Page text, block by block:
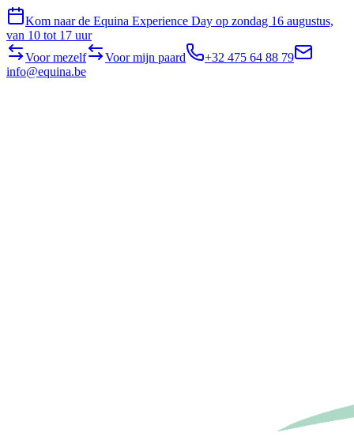
Kom naar de Equina Experience Day op zondag 16 augustus,
van 10 tot 17 uur
Voor mezelf
Voor mijn paard
+32 475 64 88 79
info@equina.be